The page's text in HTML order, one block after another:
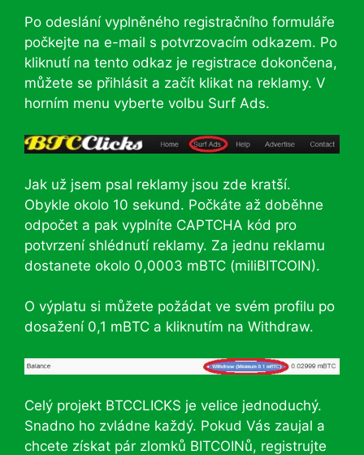
Po odeslání vyplněného registračního formuláře
počkejte na e-mail s potvrzovacím odkazem. Po
kliknutí na tento odkaz je registrace dokončena,
můžete se přihlásit a začít klikat na reklamy. V
horním menu vyberte volbu Surf Ads.
Jak už jsem psal reklamy jsou zde kratší.
Obykle okolo 10 sekund. Počkáte až doběhne
odpočet a pak vyplníte CAPTCHA kód pro
potvrzení shlédnutí reklamy. Za jednu reklamu
dostanete okolo 0,0003 mBTC (miliBITCOIN).
O výplatu si můžete požádat ve svém profilu po
dosažení 0,1 mBTC a kliknutím na Withdraw.
Celý projekt BTCCLICKS je velice jednoduchý.
Snadno ho zvládne každý. Pokud Vás zaujal a
chcete získat pár zlomků BITCOINů, registrujte